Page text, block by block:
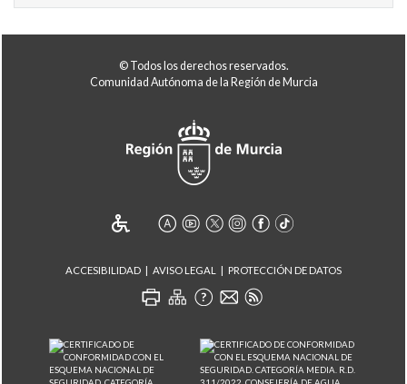
© Todos los derechos reservados.
Comunidad Autónoma de la Región de Murcia
ACCESIBILIDAD AVISO LEGAL PROTECCIÓN DE DATOS